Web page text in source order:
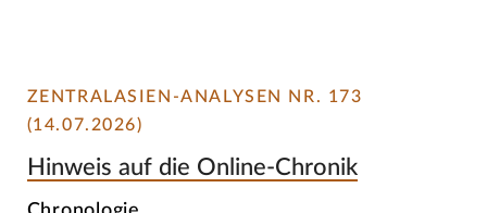
ZENTRALASIEN-ANALYSEN NR. 173
(14.07.2026)
Hinweis auf die Online-Chronik